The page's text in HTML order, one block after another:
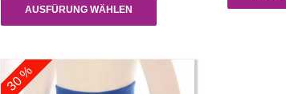
AUSFÜRUNG WÄHLEN
30 %